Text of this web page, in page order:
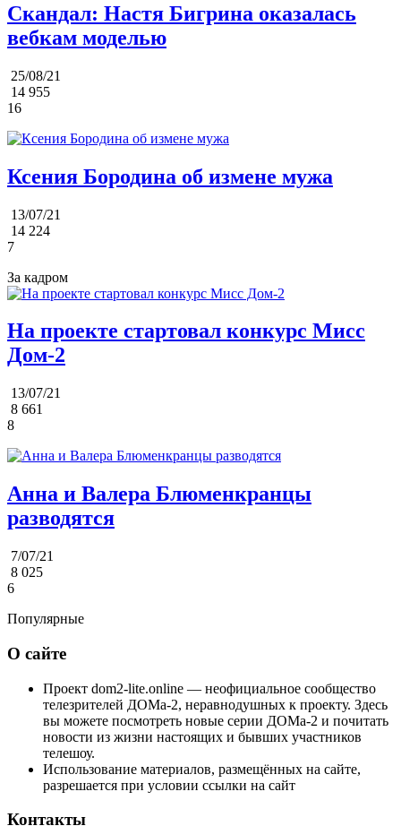
Скандал: Настя Бигрина оказалась
вебкам моделью
25/08/21
14 955
16
Ксения Бородина об измене мужа
13/07/21
14 224
7
За кадром
На проекте стартовал конкурс Мисс
Дом-2
13/07/21
8 661
8
Анна и Валера Блюменкранцы
разводятся
7/07/21
8 025
6
Популярные
О сайте
Проект dom2-lite.online — неофициальное сообщество
телезрителей ДОМа-2, неравнодушных к проекту. Здесь
вы можете посмотреть новые серии ДОМа-2 и почитать
новости из жизни настоящих и бывших участников
телешоу.
Использование материалов, размещённых на сайте,
разрешается при условии ссылки на сайт
Контакты